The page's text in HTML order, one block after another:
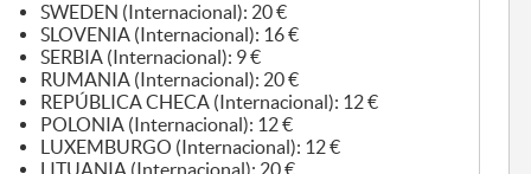
SWEDEN (Internacional): 20 €
SLOVENIA (Internacional): 16 €
SERBIA (Internacional): 9 €
RUMANIA (Internacional): 20 €
REPÚBLICA CHECA (Internacional): 12 €
POLONIA (Internacional): 12 €
LUXEMBURGO (Internacional): 12 €
LITUANIA (Internacional): 20 €